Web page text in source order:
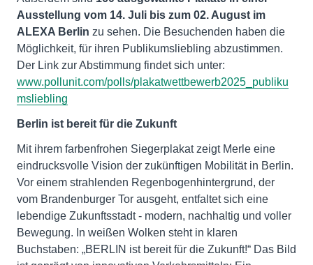
Ausstellung vom 14. Juli bis zum 02. August im
ALEXA Berlin zu sehen. Die Besuchenden haben die
Möglichkeit, für ihren Publikumsliebling abzustimmen.
Der Link zur Abstimmung findet sich unter:
www.pollunit.com/polls/plakatwettbewerb2025_publiku
msliebling
Berlin ist bereit für die Zukunft
Mit ihrem farbenfrohen Siegerplakat zeigt Merle eine
eindrucksvolle Vision der zukünftigen Mobilität in Berlin.
Vor einem strahlenden Regenbogenhintergrund, der
vom Brandenburger Tor ausgeht, entfaltet sich eine
lebendige Zukunftsstadt - modern, nachhaltig und voller
Bewegung. In weißen Wolken steht in klaren
Buchstaben: „BERLIN ist bereit für die Zukunft!“ Das Bild